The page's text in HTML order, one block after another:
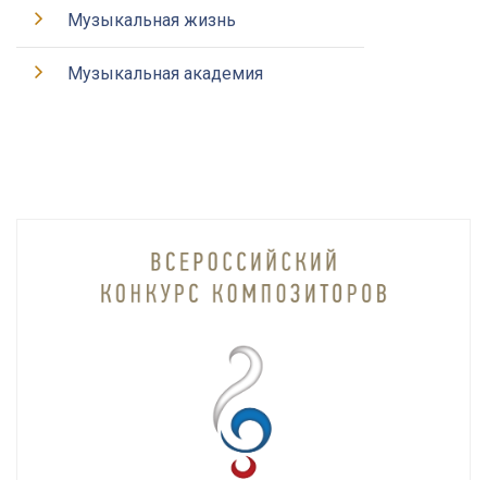
Музыкальная жизнь
Музыкальная академия